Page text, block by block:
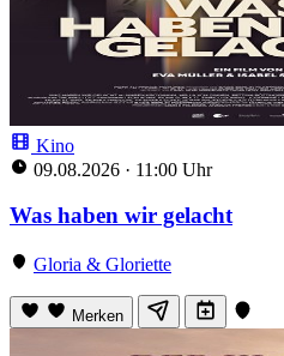
Kino
09.08.2026 · 11:00 Uhr
Was haben wir gelacht
Gloria & Gloriette
Merken